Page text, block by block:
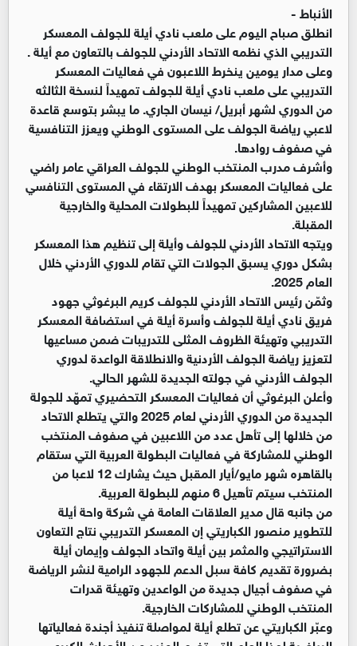
الأنباط -
انطلق صباح اليوم على ملعب نادي أيلة للجولف المعسكر
التدريبي الذي نظمه الاتحاد الأردني للجولف بالتعاون مع أيلة .
وعلى مدار يومين ينخرط اللاعبون في فعاليات المعسكر
التدريبي على ملعب نادي أيلة للجولف تمهيداً لنسخة الثالثه
من الدوري لشهر أبريل/ نيسان الجاري. ما يبشر بتوسع قاعدة
لاعبي رياضة الجولف على المستوى الوطني ويعزز التنافسية
في صفوف روادها.
وأشرف مدرب المنتخب الوطني للجولف العراقي عامر راضي
على فعاليات المعسكر بهدف الارتقاء في المستوى التنافسي
للاعبين المشاركين تمهيداً للبطولات المحلية والخارجية
المقبلة.
ويتجه الاتحاد الأردني للجولف وأيلة إلى تنظيم هذا المعسكر
بشكل دوري يسبق الجولات التي تقام للدوري الأردني خلال
العام 2025.
وثمّن رئيس الاتحاد الأردني للجولف كريم البرغوثي جهود
فريق نادي أيلة للجولف وأسرة أيلة في استضافة المعسكر
التدريبي وتهيئة الظروف المثلى للتدريبات ضمن مساعيها
لتعزيز رياضة الجولف الأردنية والانطلاقة الواعدة لدوري
الجولف الأردني في جولته الجديدة للشهر الحالي.
وأعلن البرغوثي أن فعاليات المعسكر التحضيري تمهّد للجولة
الجديدة من الدوري الأردني لعام 2025 والتي يتطلع الاتحاد
من خلالها إلى تأهل عدد من اللاعبين في صفوف المنتخب
الوطني للمشاركة في فعاليات البطولة العربية التي ستقام
بالقاهره شهر مايو/أيار المقبل حيث يشارك 12 لاعبا من
المنتخب سيتم تأهيل 6 منهم للبطولة العربية.
من جانبه قال مدير العلاقات العامة في شركة واحة أيلة
للتطوير منصور الكباريتي إن المعسكر التدريبي نتاج التعاون
الاستراتيجي والمثمر بين أيلة واتحاد الجولف وإيمان أيلة
بضرورة تقديم كافة سبل الدعم للجهود الرامية لنشر الرياضة
في صفوف أجيال جديدة من الواعدين وتهيئة قدرات
المنتخب الوطني للمشاركات الخارجية.
وعبّر الكباريتي عن تطلع أيلة لمواصلة تنفيذ أجندة فعالياتها